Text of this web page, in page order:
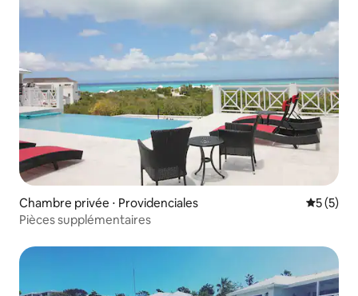
Chambre privée ⋅ Providenciales
5 (5)
Pièces supplémentaires